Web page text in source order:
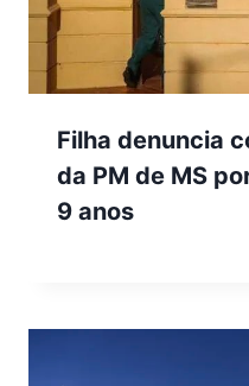
Filha denuncia
da PM de MS
9 anos